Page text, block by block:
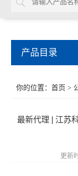
产品目录
贝克曼（
你的位置：首页 >
最新代理 | 江苏
更新